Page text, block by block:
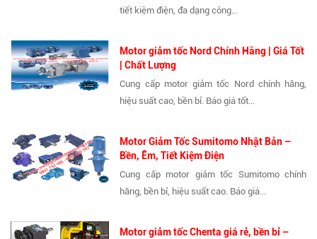
tiết kiệm điện, đa dạng công...
Motor giảm tốc Nord Chính Hãng | Giá Tốt
| Chất Lượng
Cung cấp motor giảm tốc Nord chính hãng,
hiệu suất cao, bền bỉ. Báo giá tốt...
Motor Giảm Tốc Sumitomo Nhật Bản –
Bền, Êm, Tiết Kiệm Điện
Cung cấp motor giảm tốc Sumitomo chính
hãng, bền bỉ, hiệu suất cao. Báo giá...
Motor giảm tốc Chenta giá rẻ, bền bỉ –